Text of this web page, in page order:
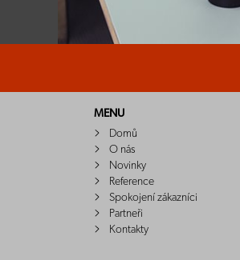
MENU
Domů
O nás
Novinky
Reference
Spokojení zákazníci
Partneři
Kontakty